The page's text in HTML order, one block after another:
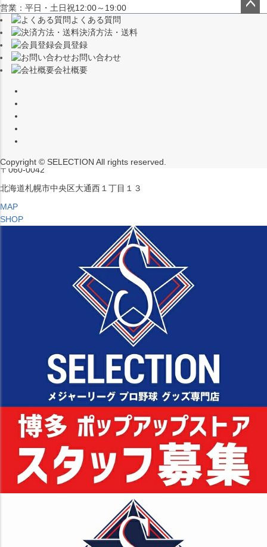
営業：平日・土日祝12:00～19:00
（※15:00～16:00はメンテナンスのためクローズ）
〒453-0015
愛知県名古屋市中村区椿町６−９先
MAP
SHOP
セレクション ポップアップストア 札幌 ル・トロワ店
営業：平日・土日祝12:00～19:00
〒060-0042
北海道札幌市中央区大通西１丁目１３
MAP
SHOP
よくある質問
決済方法・送料
会員登録
お問い合わせ
会社概要
Copyright © SELECTION All rights reserved.